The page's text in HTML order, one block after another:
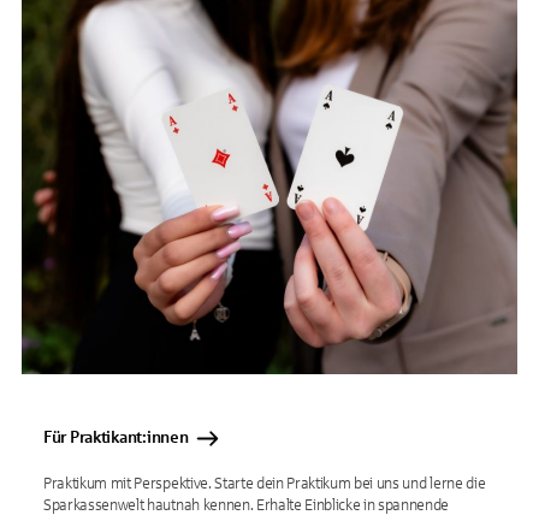
Für Praktikant:innen
Praktikum mit Perspektive. Starte dein Praktikum bei uns und lerne die
Sparkassenwelt hautnah kennen. Erhalte Einblicke in spannende